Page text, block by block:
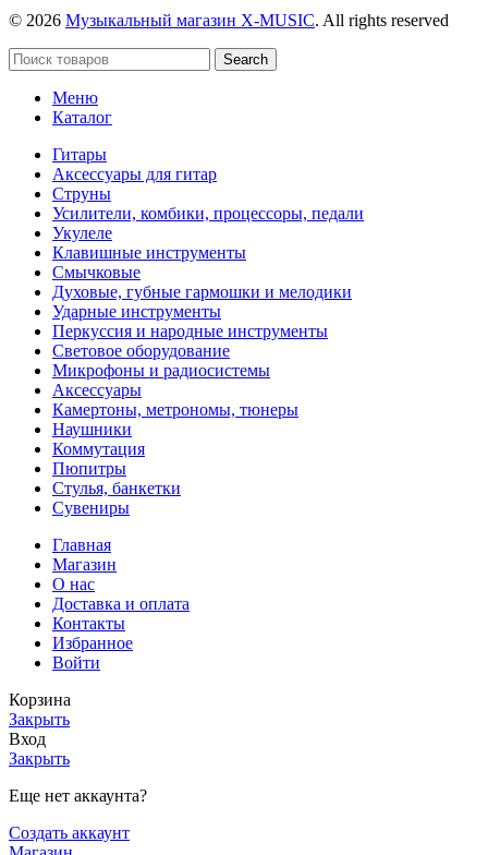
© 2026 Музыкальный магазин X-MUSIC. All rights reserved
Search
Меню
Каталог
Гитары
Аксессуары для гитар
Струны
Усилители, комбики, процессоры, педали
Укулеле
Клавишные инструменты
Смычковые
Духовые, губные гармошки и мелодики
Ударные инструменты
Перкуссия и народные инструменты
Световое оборудование
Микрофоны и радиосистемы
Аксессуары
Камертоны, метрономы, тюнеры
Наушники
Коммутация
Пюпитры
Стулья, банкетки
Сувениры
Главная
Магазин
О нас
Доставка и оплата
Контакты
Избранное
Войти
Корзина
Закрыть
Вход
Закрыть
Еще нет аккаунта?
Создать аккаунт